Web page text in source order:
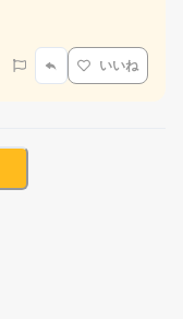
いいね